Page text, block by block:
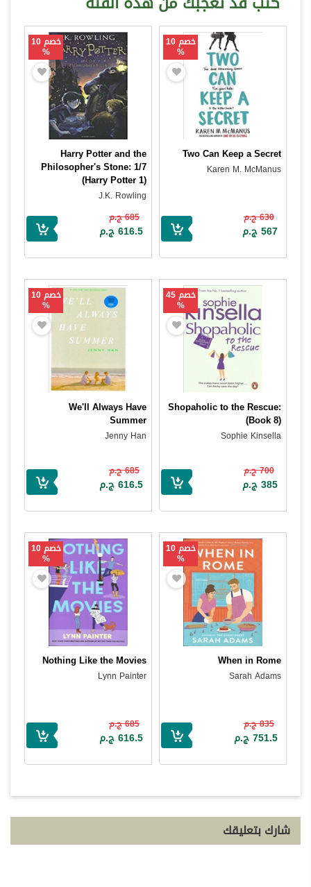
خصم 10
%
Two Can Keep a Secret
Karen M. McManus
630 ج.م
567 ج.م
خصم 10
%
Harry Potter and the
Philosopher's Stone: 1/7
(Harry Potter 1)
J.K. Rowling
685 ج.م
616.5 ج.م
خصم 45
%
Shopaholic to the Rescue:
(Book 8)
Sophie Kinsella
700 ج.م
385 ج.م
خصم 10
%
We'll Always Have
Summer
Jenny Han
685 ج.م
616.5 ج.م
خصم 10
%
When in Rome
Sarah Adams
835 ج.م
751.5 ج.م
خصم 10
%
Nothing Like the Movies
Lynn Painter
685 ج.م
616.5 ج.م
شارك بتعليقك